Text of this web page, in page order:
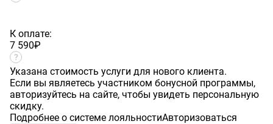
К оплате:
7 590₽
Указана стоимость услуги для нового клиента.
Если вы являетесь участником бонусной программы,
авторизуйтесь на сайте, чтобы увидеть персональную
скидку.
Подробнее о системе лояльностиАвторизоваться